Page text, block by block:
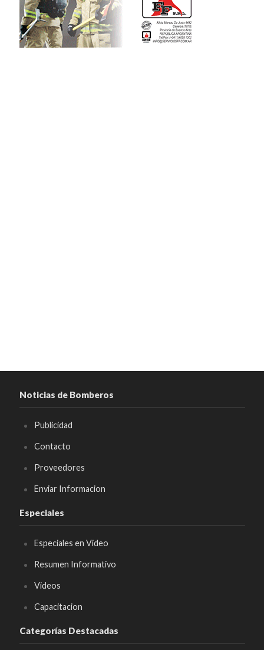
Noticias de Bomberos
Publicidad
Contacto
Proveedores
Enviar Informacion
Especiales
Especiales en Video
Resumen Informativo
Videos
Capacitacion
Categorías Destacadas